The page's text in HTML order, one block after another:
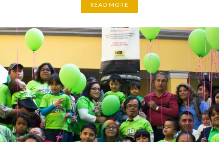
READ MORE